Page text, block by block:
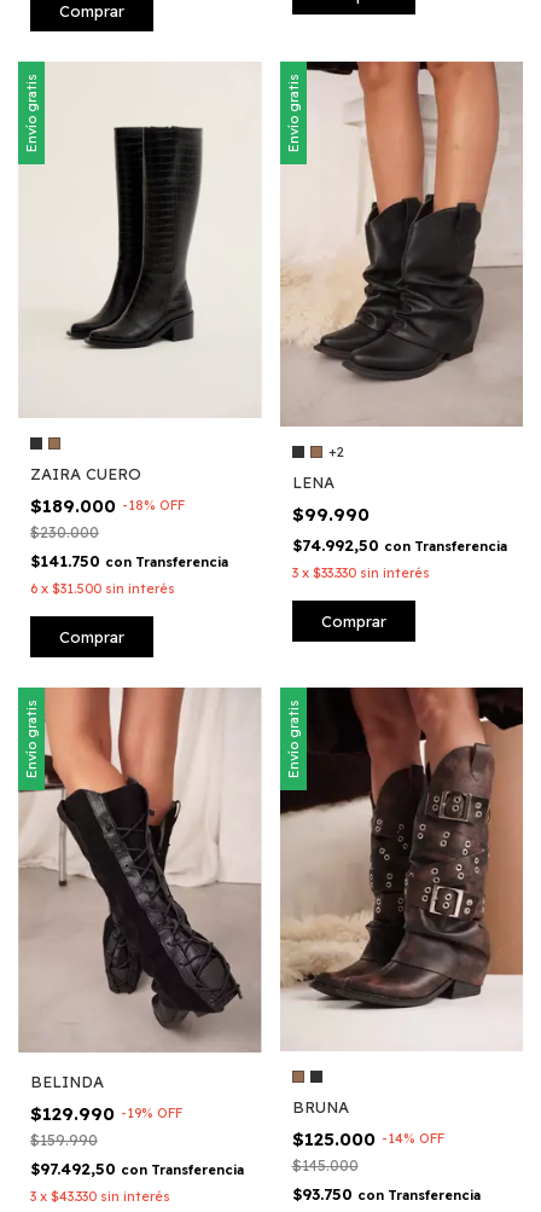
Comprar
Envío gratis
ZAIRA CUERO
$189.000 -18% OFF
$230.000
$141.750 con Transferencia
6 x $31.500 sin interés
Comprar
Envío gratis
+2
LENA
$99.990
$74.992,50 con Transferencia
3 x $33.330 sin interés
Comprar
Envío gratis
BELINDA
$129.990 -19% OFF
$159.990
$97.492,50 con Transferencia
3 x $43.330 sin interés
Envío gratis
BRUNA
$125.000 -14% OFF
$145.000
$93.750 con Transferencia